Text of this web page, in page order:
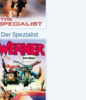
Der Spezialist